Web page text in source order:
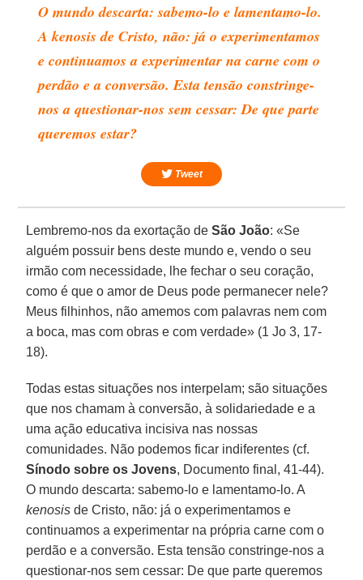
O mundo descarta: sabemo-lo e lamentamo-lo.
Akenosis de Cristo, não: já o experimentamos
e continuamos a experimentar na carne com o
perdão e a conversão. Esta tensão constringe-
nos a questionar-nos sem cessar: De que parte
queremos estar?
Tweet
Lembremo-nos da exortação deSão João: «Se
alguém possuir bens deste mundo e, vendo o seu
irmão com necessidade, lhe fechar o seu coração,
como é que o amor de Deus pode permanecer nele?
Meus filhinhos, não amemos com palavras nem com
a boca, mas com obras e com verdade» (1 Jo 3, 17-
18).
Todas estas situações nos interpelam; são situações
que nos chamam à conversão, à solidariedade e a
uma ação educativa incisiva nas nossas
comunidades. Não podemos ficar indiferentes (cf.
Sínodo sobre os Jovens, Documento final, 41-44).
O mundo descarta: sabemo-lo e lamentamo-lo. A
kenosis de Cristo, não: já o experimentamos e
continuamos a experimentar na própria carne com o
perdão e a conversão. Esta tensão constringe-nos a
questionar-nos sem cessar: De que parte queremos